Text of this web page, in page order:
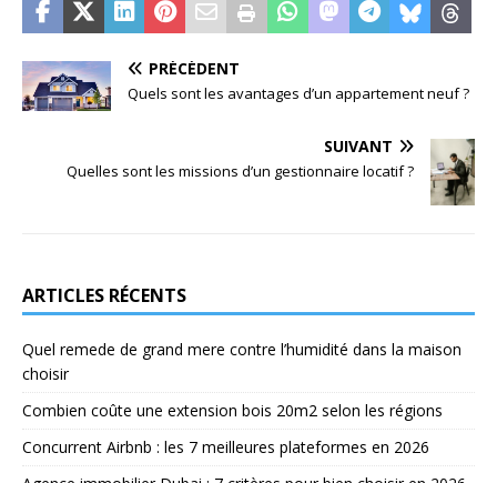
PRÉCÉDENT
Quels sont les avantages d’un appartement neuf ?
SUIVANT
Quelles sont les missions d’un gestionnaire locatif ?
ARTICLES RÉCENTS
Quel remede de grand mere contre l’humidité dans la maison
choisir
Combien coûte une extension bois 20m2 selon les régions
Concurrent Airbnb : les 7 meilleures plateformes en 2026